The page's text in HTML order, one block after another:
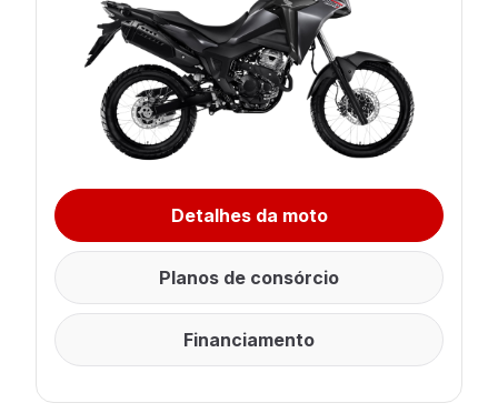
Detalhes da moto
Planos de consórcio
Financiamento